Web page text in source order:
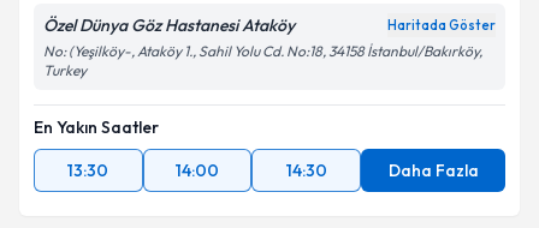
Özel Dünya Göz Hastanesi Ataköy Haritada Göster
No: (Yeşilköy-, Ataköy 1., Sahil Yolu Cd. No:18, 34158 İstanbul/Bakırköy,
Turkey
En Yakın Saatler
13:30
14:00 14:30 Daha Fazla